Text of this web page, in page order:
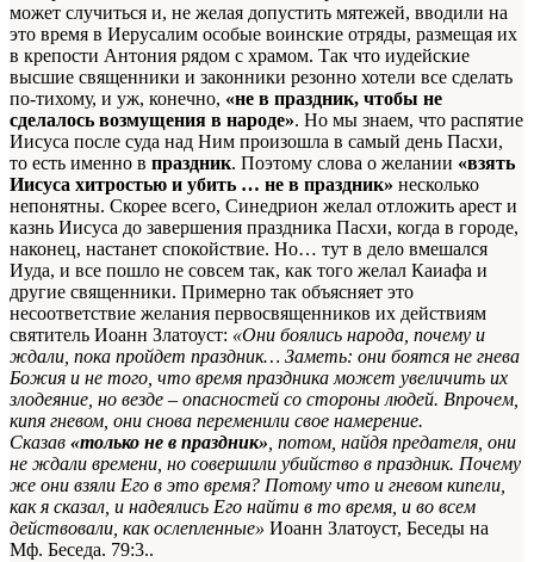
может случиться и, не желая допустить мятежей, вводили на
это время в Иерусалим особые воинские отряды, размещая их
в крепости Антония рядом с храмом. Так что иудейские
высшие священники и законники резонно хотели все сделать
по-тихому, и уж, конечно, «не в праздник, чтобы не
сделалось возмущения в народе». Но мы знаем, что распятие
Иисуса после суда над Ним произошла в самый день Пасхи,
то есть именно в праздник. Поэтому слова о желании «взять
Иисуса хитростью и убить … не в праздник» несколько
непонятны. Скорее всего, Синедрион желал отложить арест и
казнь Иисуса до завершения праздника Пасхи, когда в городе,
наконец, настанет спокойствие. Но… тут в дело вмешался
Иуда, и все пошло не совсем так, как того желал Каиафа и
другие священники. Примерно так объясняет это
несоответствие желания первосвященников их действиям
святитель Иоанн Златоуст: «Они боялись народа, почему и
ждали, пока пройдет праздник… Заметь: они боятся не гнева
Божия и не того, что время праздника может увеличить их
злодеяние, но везде – опасностей со стороны людей. Впрочем,
кипя гневом, они снова переменили свое намерение.
Сказав «только не в праздник» , потом, найдя предателя, они
не ждали времени, но совершили убийство в праздник. Почему
же они взяли Его в это время? Потому что и гневом кипели,
как я сказал, и надеялись Его найти в то время, и во всем
действовали, как ослепленные» Иоанн Златоуст, Беседы на
Мф. Беседа. 79:3..